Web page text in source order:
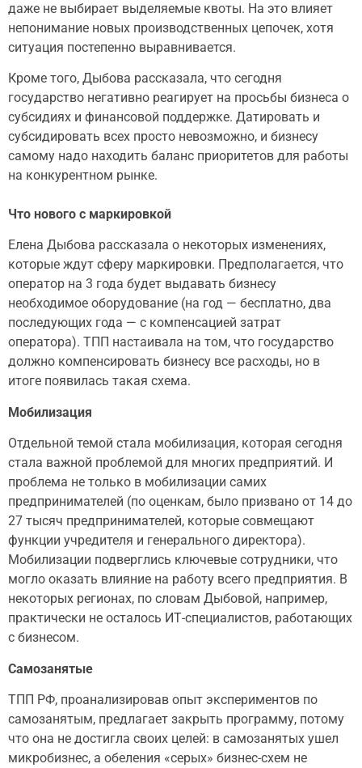
даже не выбирает выделяемые квоты. На это влияет
непонимание новых производственных цепочек, хотя
ситуация постепенно выравнивается.
Кроме того, Дыбова рассказала, что сегодня
государство негативно реагирует на просьбы бизнеса о
субсидиях и финансовой поддержке. Датировать и
субсидировать всех просто невозможно, и бизнесу
самому надо находить баланс приоритетов для работы
на конкурентном рынке.
Что нового с маркировкой
Елена Дыбова рассказала о некоторых изменениях,
которые ждут сферу маркировки. Предполагается, что
оператор на 3 года будет выдавать бизнесу
необходимое оборудование (на год — бесплатно, два
последующих года — с компенсацией затрат
оператора). ТПП настаивала на том, что государство
должно компенсировать бизнесу все расходы, но в
итоге появилась такая схема.
Мобилизация
Отдельной темой стала мобилизация, которая сегодня
стала важной проблемой для многих предприятий. И
проблема не только в мобилизации самих
предпринимателей (по оценкам, было призвано от 14 до
27 тысяч предпринимателей, которые совмещают
функции учредителя и генерального директора).
Мобилизации подверглись ключевые сотрудники, что
могло оказать влияние на работу всего предприятия. В
некоторых регионах, по словам Дыбовой, например,
практически не осталось ИТ-специалистов, работающих
с бизнесом.
Самозанятые
ТПП РФ, проанализировав опыт экспериментов по
самозанятым, предлагает закрыть программу, потому
что она не достигла своих целей: в самозанятых ушел
микробизнес, а обеления «серых» бизнес-схем не